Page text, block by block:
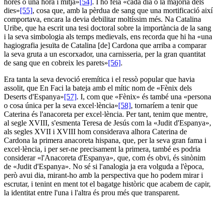
dies»[55], cosa que, amb la pèrdua de sang que una mortificació així
comportava, encara la devia debilitar moltíssim més. Na Catalina
Uribe, que ha escrit una tesi doctoral sobre la importància de la sang
i la seva simbologia als temps medievals, ens recorda que hi ha «una
hagiografia jesuïta de Catalina [de] Cardona que arriba a comparar
la seva gruta a un escorxador, una carnisseria, per la gran quantitat
de sang que en cobreix les parets»[56].
Era tanta la seva devoció eremítica i el ressò popular que havia
assolit, que En Faci la bateja amb el mític nom de «Fènix dels
Deserts d'Espanya»[57]. I, com que «Fènix» és també una «persona
o cosa única per la seva excel·lència»[58], tornaríem a tenir que
Caterina és l'anacoreta per excel·lència. Per tant, tenim que mentre,
al segle XVIII, s'esmenta Teresa de Jesús com la «Judit d'Espanya»,
als segles XVII i XVIII hom considerava alhora Caterina de
Cardona la primera anacoreta hispana, que, per la seva gran fama i
excel·lència, i per ser-ne precisament la primera, també es podria
considerar «l'Anacoreta d'Espanya», que, com és obvi, és sinònim
de «Judit d'Espanya». No sé si l'analogia ja era volguda a l'època,
però avui dia, mirant-ho amb la perspectiva que ho podem mirar i
escrutar, i tenint en ment tot el bagatge històric que acabem de capir,
la identitat entre l'una i l'altra és prou més que transparent.